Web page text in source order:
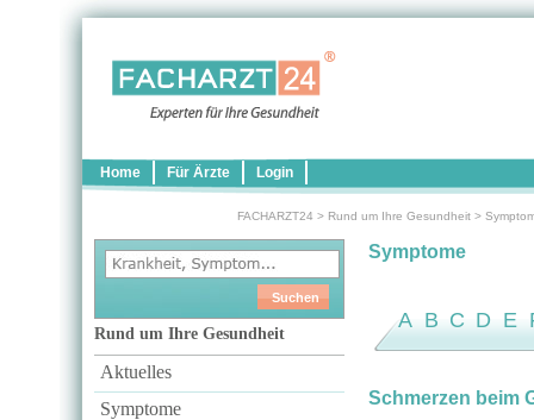
Home Für Ärzte Login
FACHARZT24 > Rund um Ihre Gesundheit >
Rund um Ihre Gesundheit
Aktuelles
Symptome
Symptome
A B C D E
Schmerzen beim